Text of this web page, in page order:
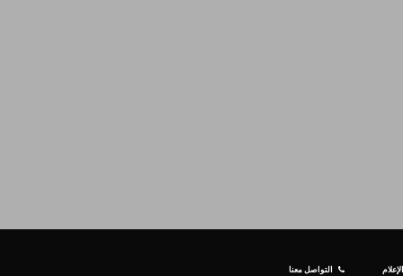
التواصل معنا